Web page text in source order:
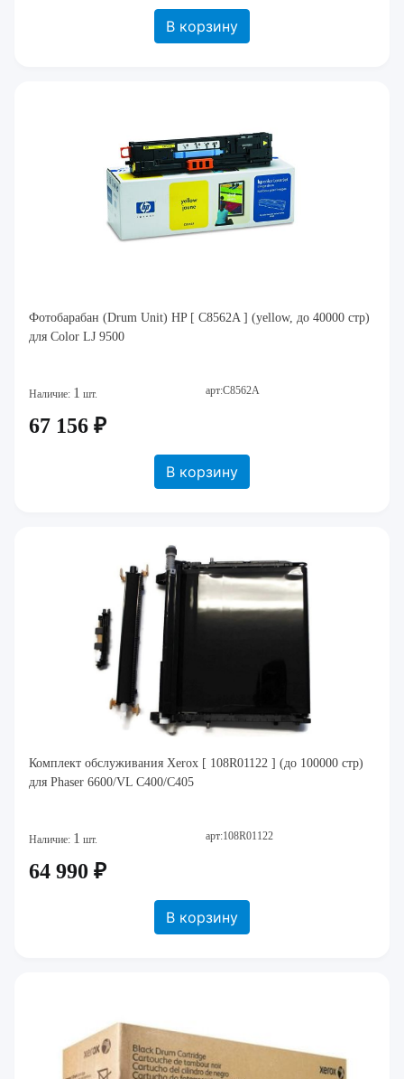
В корзину
Фотобарабан (Drum Unit) HP [ C8562A ] (yellow, до 40000 стр)
для Color LJ 9500
Наличие: 1 шт. арт:C8562A
67 156 ₽
В корзину
Комплект обслуживания Xerox [ 108R01122 ] (до 100000 стр)
для Phaser 6600/VL C400/C405
Наличие: 1 шт. арт:108R01122
64 990 ₽
В корзину